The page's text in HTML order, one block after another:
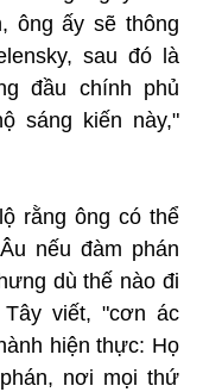
ông ấy sẽ thông
sau đó là
đầu chính phủ
sáng kiến này,"
rằng ông có thể
nếu đàm phán
dù thế nào đi
viết, "cơn ác
hiện thực: Họ
nơi mọi thứ